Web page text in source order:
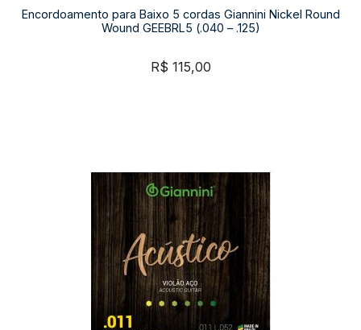
Encordoamento para Baixo 5 cordas Giannini Nickel Round
Wound GEEBRL5 (.040 – .125)
R$ 115,00